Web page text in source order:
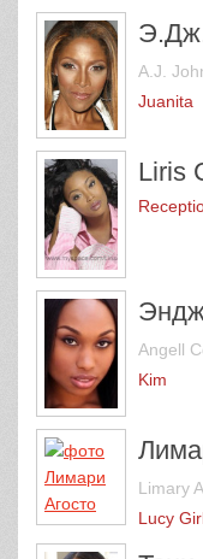
A.J.
Juanita
Liris
Angell
Kim
Limary
Lucy